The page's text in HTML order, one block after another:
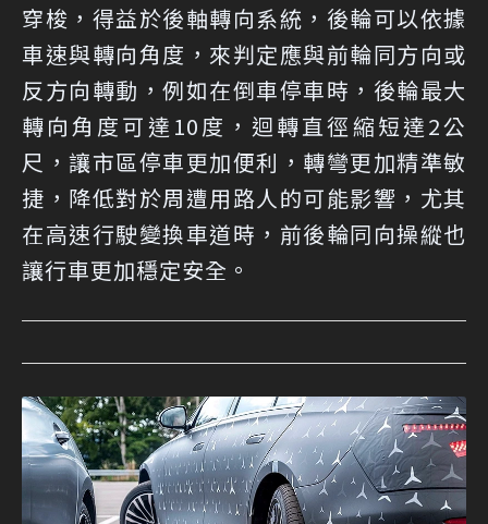
穿梭，得益於後軸轉向系統，後輪可以依據
車速與轉向角度，來判定應與前輪同方向或
反方向轉動，例如在倒車停車時，後輪最大
轉向角度可達10度，迴轉直徑縮短達2公
尺，讓市區停車更加便利，轉彎更加精準敏
捷，降低對於周遭用路人的可能影響，尤其
在高速行駛變換車道時，前後輪同向操縱也
讓行車更加穩定安全。